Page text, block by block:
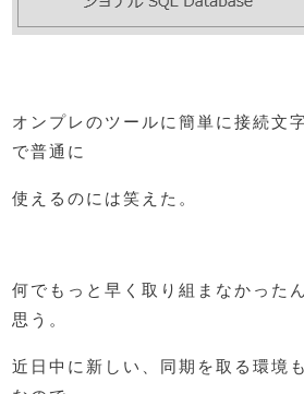
オンプレのツールに簡単に接続文
で普通に
使えるのには笑えた。
何でもっと早く取り組まなかった
思う。
近日中に新しい、同期を取る環境